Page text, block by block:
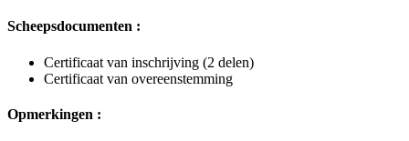
Scheepsdocumenten :
Certificaat van inschrijving (2 delen)
Certificaat van overeenstemming
Opmerkingen :